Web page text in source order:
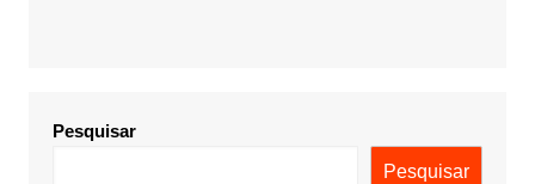
Pesquisar
Pesquisar